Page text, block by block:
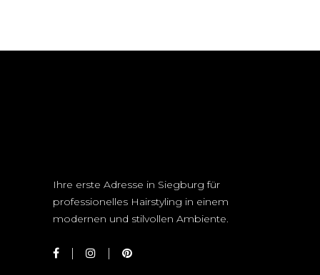
Ihre erste Adresse in Siegburg für
professionelles Hairstyling in einem
modernen und stilvollen Ambiente.